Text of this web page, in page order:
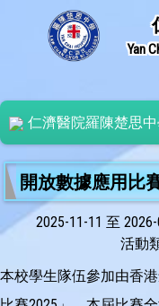
Yan
仁濟醫院羅陳楚思
開放數據應用比
2025-11-11 至
活動
本校學生隊伍參加由香